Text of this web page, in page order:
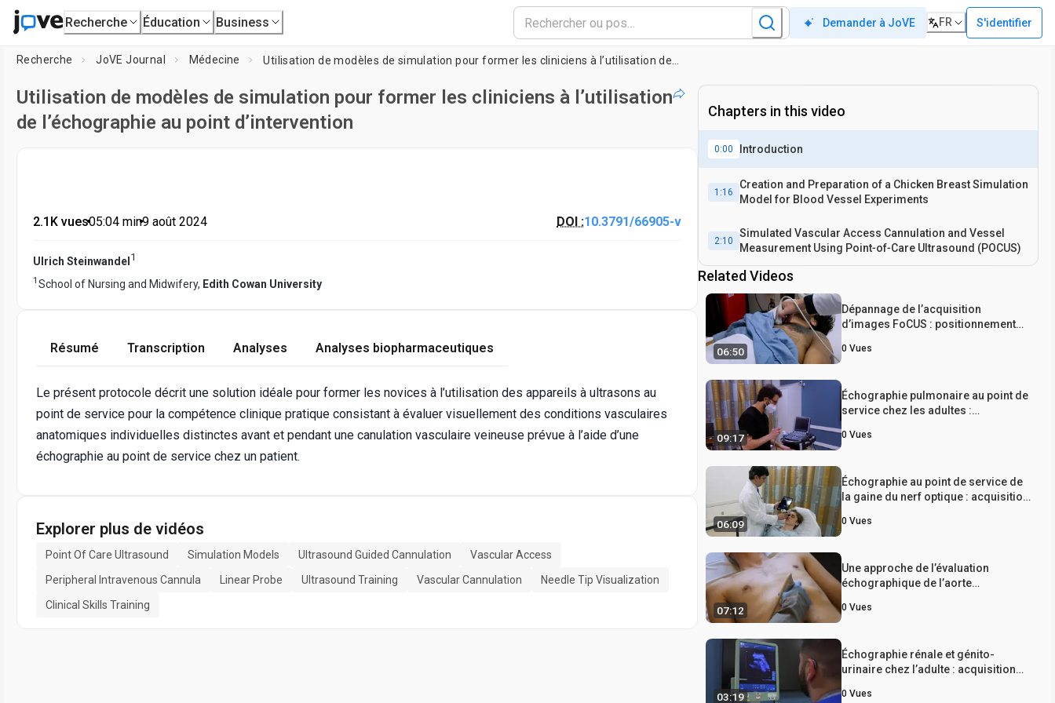
Recherche Éducation Business Demander à JoVE FR S'identifier
Recherche JoVE Journal Médecine
Utilisation de modèles de simulation pour former les cliniciens à l’utilisation
de l’échographie au point d’intervention
2.1K vues•05:04 min•9 août 2024 DOI :10.3791/66905-v
Ulrich Steinwandel 1
1 School of Nursing and Midwifery, Edith Cowan University
Résumé Transcription Analyses Analyses biopharmaceutiques
Le présent protocole décrit une solution idéale pour former les novices à l’utilisation des appareils à ultrasons au
point de service pour la compétence clinique pratique consistant à évaluer visuellement des conditions vasculaires
anatomiques individuelles distinctes avant et pendant une canulation vasculaire veineuse prévue à l’aide d’une
échographie au point de service chez un patient.
Explorer plus de vidéos
Point Of Care Ultrasound Simulation Models Ultrasound Guided Cannulation
Vascular Access
Peripheral Intravenous Cannula
Linear Probe Ultrasound Training Vascular Cannulation
Needle Tip Visualization
Clinical Skills Training
Chapters in this video
0:00 Introduction
1:16
Creation and Preparation of a Chicken Breast Simulation
Model for Blood Vessel Experiments
2:10
Simulated Vascular Access Cannulation and Vessel
Measurement Using Point‐of‐Care Ultrasound (POCUS)
Related Videos
06:50
Dépannage de l’acquisition
d’images FoCUS : positionnement
transducteur et optimisation de
0 Vues
09:17
Échographie pulmonaire au point de
service chez les adultes :
0 Vues
06:09
Échographie au point de service de
la gaine du nerf optique : acquisition
0 Vues
07:12
Une approche de l’évaluation
échographique de l’aorte
0 Vues
03:19
Échographie rénale et génito-
urinaire chez l’adulte : acquisition
0 Vues